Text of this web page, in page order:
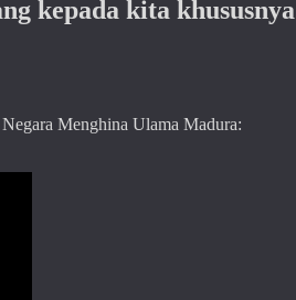
kepada kita khususnya
Menghina Ulama Madura: